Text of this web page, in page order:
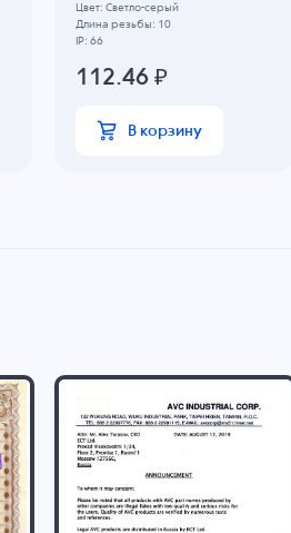
Цвет: Светло-серый
Длина резьбы: 10
IP: 66
112.46 ₽
В корзину